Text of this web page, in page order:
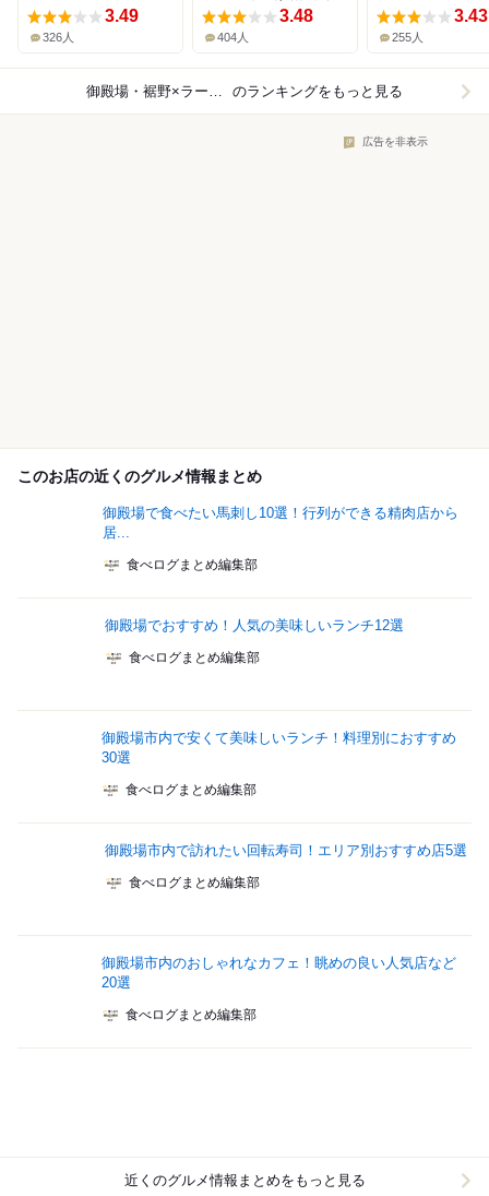
3.49
326人
3.48
404人
3.43
255人
御殿場・裾野×ラーメン のランキングをもっと見る
広告を非表示
このお店の近くのグルメ情報まとめ
御殿場で食べたい馬刺し10選！行列ができる精肉店から
居...
食べログまとめ編集部
御殿場でおすすめ！人気の美味しいランチ12選
食べログまとめ編集部
御殿場市内で安くて美味しいランチ！料理別におすすめ
30選
食べログまとめ編集部
御殿場市内で訪れたい回転寿司！エリア別おすすめ店5選
食べログまとめ編集部
御殿場市内のおしゃれなカフェ！眺めの良い人気店など
20選
食べログまとめ編集部
近くのグルメ情報まとめをもっと見る